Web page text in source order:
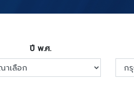
ปี พ.ศ.